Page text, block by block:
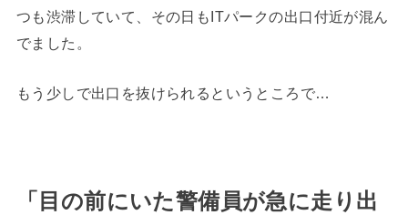
つも渋滞していて、その日もITパークの出口付近が混ん
でました。
もう少しで出口を抜けられるというところで…
「目の前にいた警備員が急に走り出